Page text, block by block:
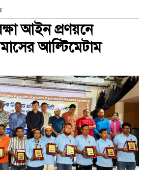
আইন প্রণয়নে
আল্টিমেটাম